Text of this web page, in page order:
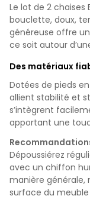
Le lot de 2
bouclette, doux,
généreuse offre
ce soit autour
Des matériaux
Dotées de pieds
allient stabilité et
s’intègrent
apportant une
Dépoussiérez
avec un chiffon
manière générale,
surface du